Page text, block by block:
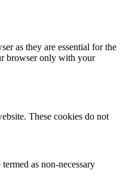
as they are essential for the
browser only with your
These cookies do not
as non-necessary